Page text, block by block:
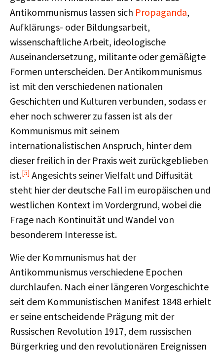
Antikommunismus lassen sich Propaganda,
Aufklärungs- oder Bildungsarbeit,
wissenschaftliche Arbeit, ideologische
Auseinandersetzung, militante oder gemäßigte
Formen unterscheiden. Der Antikommunismus
ist mit den verschiedenen nationalen
Geschichten und Kulturen verbunden, sodass er
eher noch schwerer zu fassen ist als der
Kommunismus mit seinem
internationalistischen Anspruch, hinter dem
dieser freilich in der Praxis weit zurückgeblieben
ist.[5] Angesichts seiner Vielfalt und Diffusität
steht hier der deutsche Fall im europäischen und
westlichen Kontext im Vordergrund, wobei die
Frage nach Kontinuität und Wandel von
besonderem Interesse ist.
Wie der Kommunismus hat der
Antikommunismus verschiedene Epochen
durchlaufen. Nach einer längeren Vorgeschichte
seit dem Kommunistischen Manifest 1848 erhielt
er seine entscheidende Prägung mit der
Russischen Revolution 1917, dem russischen
Bürgerkrieg und den revolutionären Ereignissen